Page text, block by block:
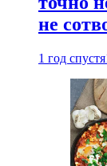
не
1 год спустя